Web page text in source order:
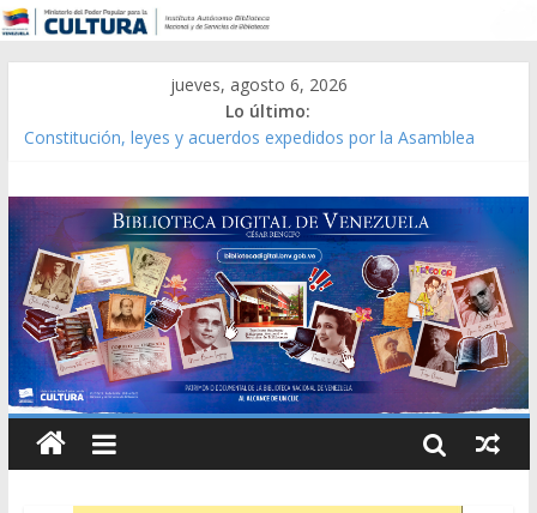
jueves, agosto 6, 2026
Lo último:
Constitución, leyes y acuerdos expedidos por la Asamblea
Modesta Bor Sánchez [material gráfico]
Gaceta Oficial de la República de Venezuela año CXXXIII Mes V,
Caracas 09 de marzo de 2006 N° 38.394
Catálogo temático de obras de Modesta Bor